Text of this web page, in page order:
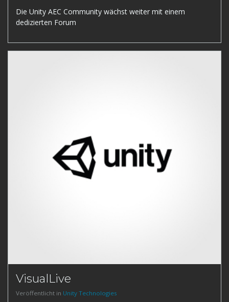
Die Unity AEC Community wächst weiter mit einem
dedizierten Forum
VisualLive
Veröffentlicht in Unity Technologies